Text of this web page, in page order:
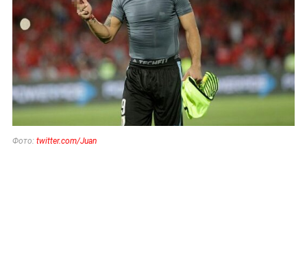
Фото: twitter.com/Juan